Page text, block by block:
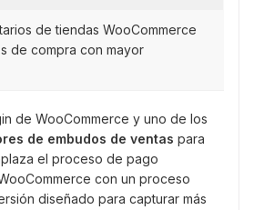
de tiendas WooCommerce
de compra con mayor
de WooCommerce y uno de los
de embudos de ventas para
el proceso de pago
con un proceso
diseñado para capturar más